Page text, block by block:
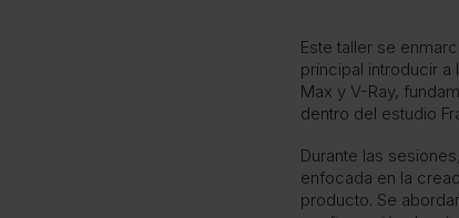
Este taller se
principal introducir
Max y V-Ray,
dentro del estudio
Durante las
enfocada en la
producto. Se